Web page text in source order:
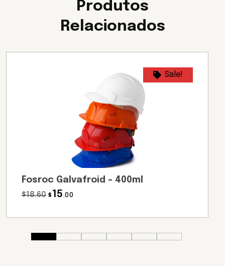
Produtos
Relacionados
Sale!
Fosroc Galvafroid – 400ml
$18.60 $ 15 .00